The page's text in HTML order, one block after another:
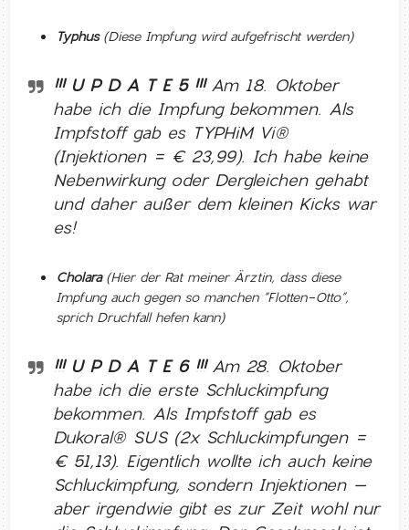
Typhus(Diese Impfung wird aufgefrischt werden)
!!! U P D A T E 5 !!! Am 18. Oktober
habe ich die Impfung bekommen. Als
Impfstoff gab es TYPHiM Vi®
(Injektionen = € 23,99). Ich habe keine
Nebenwirkung oder Dergleichen gehabt
und daher außer dem kleinen Kicks war
es!
Cholara(Hier der Rat meiner Ärztin, dass diese
Impfung auch gegen so manchen “Flotten-Otto”,
sprich Druchfall hefen kann)
!!! U P D A T E 6 !!! Am 28. Oktober
habe ich die erste Schluckimpfung
bekommen. Als Impfstoff gab es
Dukoral® SUS (2x Schluckimpfungen =
€ 51,13). Eigentlich wollte ich auch keine
Schluckimpfung, sondern Injektionen –
aber irgendwie gibt es zur Zeit wohl nur